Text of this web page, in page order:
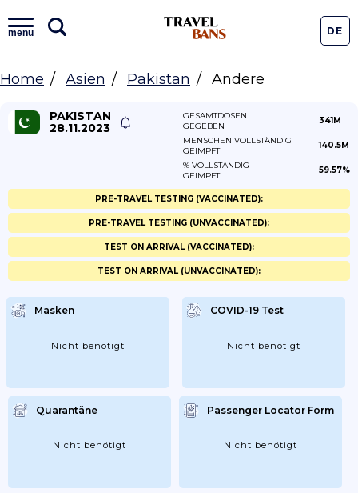
menu DE
Home Asien Pakistan Andere
PAKISTAN
28.11.2023
GESAMTDOSEN
GEGEBEN
341M
MENSCHEN VOLLSTÄNDIG
GEIMPFT
140.5M
% VOLLSTÄNDIG
GEIMPFT
59.57%
Masken
Nicht benötigt
COVID-19 Test
Nicht benötigt
Quarantäne
Nicht benötigt
Passenger Locator Form
Nicht benötigt
PRE-TRAVEL TESTING (VACCINATED):
PRE-TRAVEL TESTING (UNVACCINATED):
TEST ON ARRIVAL (VACCINATED):
TEST ON ARRIVAL (UNVACCINATED):